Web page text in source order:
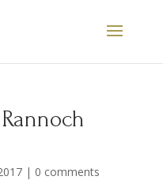
| 0 comments